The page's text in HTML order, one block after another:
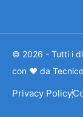
© 2026 - Tutti i
con ❤ da
Privacy Policy